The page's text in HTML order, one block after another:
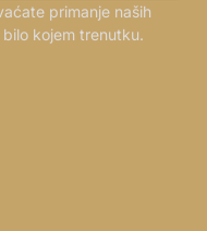
primanje naših
kojem trenutku.